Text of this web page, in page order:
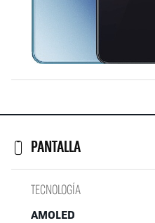
PANTALLA
TECNOLOGÍA
AMOLED